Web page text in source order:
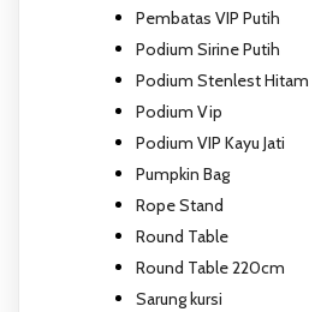
Pembatas VIP Putih
Podium Sirine Putih
Podium Stenlest Hitam
Podium Vip
Podium VIP Kayu Jati
Pumpkin Bag
Rope Stand
Round Table
Round Table 220cm
Sarung kursi